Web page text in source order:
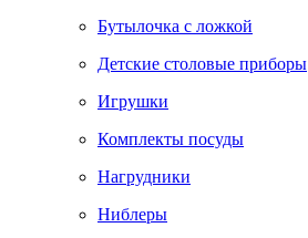
Бутылочка с ложкой
Детские столовые приборы
Игрушки
Комплекты посуды
Нагрудники
Ниблеры